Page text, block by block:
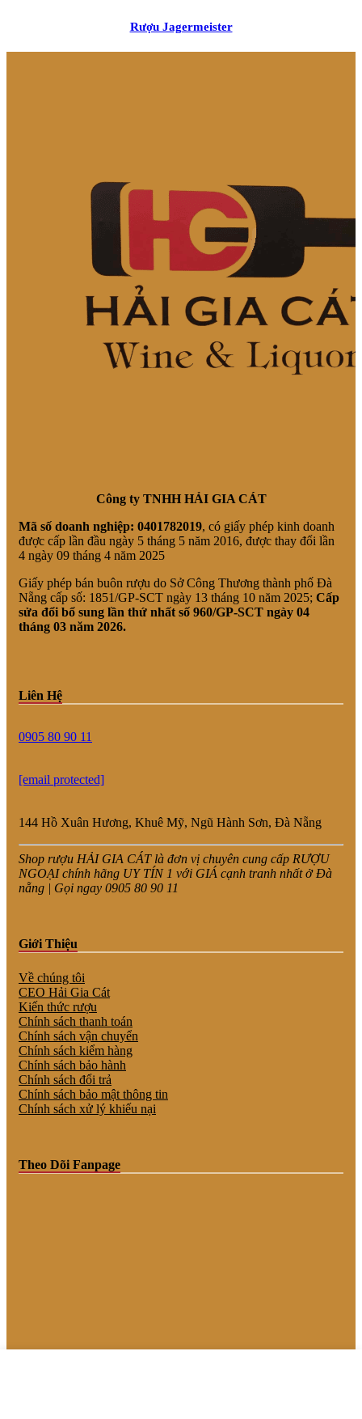
Rượu Jagermeister
Công ty TNHH HẢI GIA CÁT
Mã số doanh nghiệp: 0401782019, có giấy phép kinh doanh
được cấp lần đầu ngày 5 tháng 5 năm 2016, được thay đổi lần
4 ngày 09 tháng 4 năm 2025
Giấy phép bán buôn rượu do Sở Công Thương thành phố Đà
Nẵng cấp số: 1851/GP-SCT ngày 13 tháng 10 năm 2025; Cấp
sửa đổi bổ sung lần thứ nhất số 960/GP-SCT ngày 04
tháng 03 năm 2026.
Liên Hệ
0905 80 90 11
[email protected]
144 Hồ Xuân Hương, Khuê Mỹ, Ngũ Hành Sơn, Đà Nẵng
Shop rượu HẢI GIA CÁT là đơn vị chuyên cung cấp RƯỢU
NGOẠI chính hãng UY TÍN 1 với GIÁ cạnh tranh nhất ở Đà
nẵng | Gọi ngay 0905 80 90 11
Giới Thiệu
Về chúng tôi
CEO Hải Gia Cát
Kiến thức rượu
Chính sách thanh toán
Chính sách vận chuyển
Chính sách kiểm hàng
Chính sách bảo hành
Chính sách đổi trả
Chính sách bảo mật thông tin
Chính sách xử lý khiếu nại
Theo Dõi Fanpage